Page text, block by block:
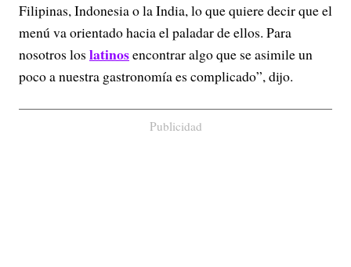
Filipinas, Indonesia o la India, lo que quiere decir que el
menú va orientado hacia el paladar de ellos. Para
nosotros los latinosencontrar algo que se asimile un
poco a nuestra gastronomía es complicado”, dijo.
Publicidad